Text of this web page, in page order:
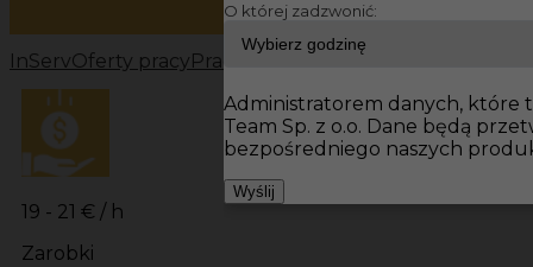
InServOferty pracy Pracownicy fizyczni Niemcy
19 - 21 € / h
Zarobki
O której zadzwonić:
Administratorem danych, które
Team Sp. z o.o. Dane będą
bezpośredniego naszych
Wyślij